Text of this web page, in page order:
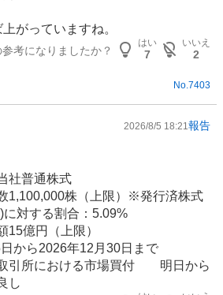
がっていますね。
考になりましたか？
はい
7
いいえ
2
No. 7403
2026/8/5 18:21 報告
社普通株式
1,100,000株（上限）※発行済株式
対する割合：5.09%
15億円（上限）
から2026年12月30日まで
引所における市場買付 明日から
し